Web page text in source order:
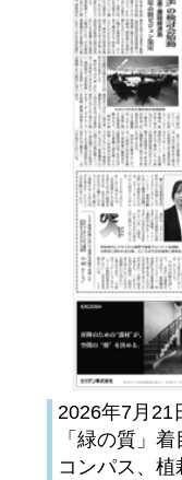
2026年7月21
「緑の質」
コンパス、